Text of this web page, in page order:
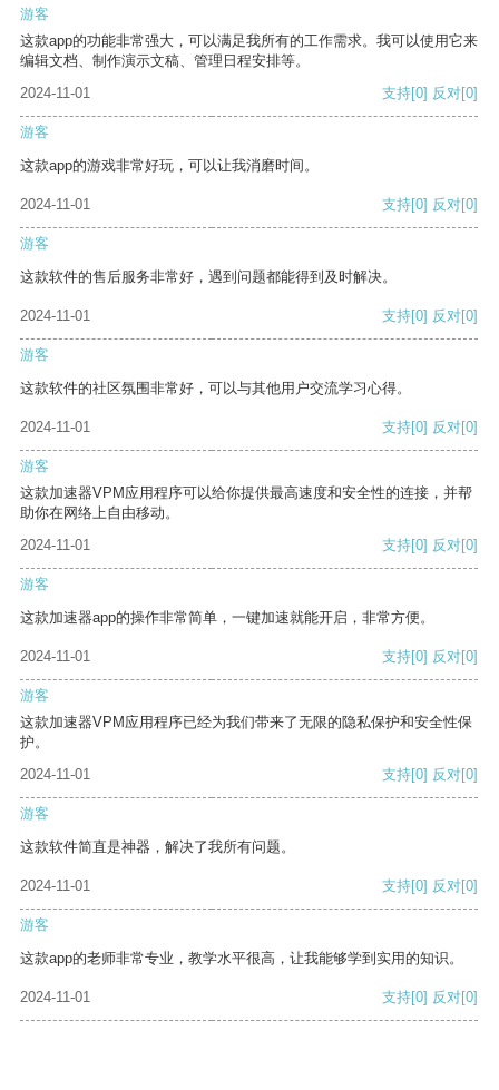
游客
这款app的功能非常强大，可以满足我所有的工作需求。我可以使用它来
编辑文档、制作演示文稿、管理日程安排等。
2024-11-01
支持[0] 反对[0]
游客
这款app的游戏非常好玩，可以让我消磨时间。
2024-11-01 支持[0] 反对[0]
游客
这款软件的售后服务非常好，遇到问题都能得到及时解决。
2024-11-01 支持[0] 反对[0]
游客
这款软件的社区氛围非常好，可以与其他用户交流学习心得。
2024-11-01 支持[0] 反对[0]
游客
这款加速器VPM应用程序可以给你提供最高速度和安全性的连接，并帮
助你在网络上自由移动。
2024-11-01
支持[0] 反对[0]
游客
这款加速器app的操作非常简单，一键加速就能开启，非常方便。
2024-11-01 支持[0] 反对[0]
游客
这款加速器VPM应用程序已经为我们带来了无限的隐私保护和安全性保
护。
2024-11-01
支持[0] 反对[0]
游客
这款软件简直是神器，解决了我所有问题。
2024-11-01 支持[0] 反对[0]
游客
这款app的老师非常专业，教学水平很高，让我能够学到实用的知识。
2024-11-01 支持[0] 反对[0]